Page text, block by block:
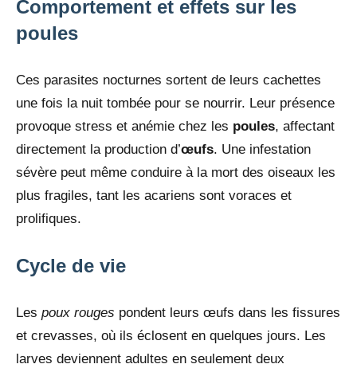
Comportement et effets sur les
poules
Ces parasites nocturnes sortent de leurs cachettes
une fois la nuit tombée pour se nourrir. Leur présence
provoque stress et anémie chez les poules, affectant
directement la production d’œufs. Une infestation
sévère peut même conduire à la mort des oiseaux les
plus fragiles, tant les acariens sont voraces et
prolifiques.
Cycle de vie
Les poux rouges pondent leurs œufs dans les fissures
et crevasses, où ils éclosent en quelques jours. Les
larves deviennent adultes en seulement deux